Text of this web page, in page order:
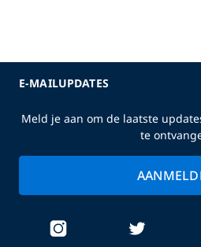
E-MAILUPDATES
Meld je aan om de laatste
te